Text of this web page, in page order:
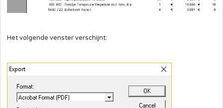
Het volgende venster verschijnt: